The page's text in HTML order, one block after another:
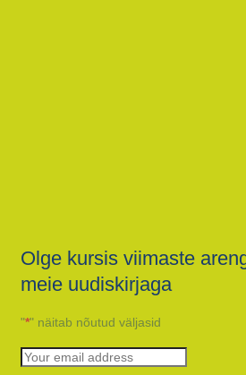
Olge kursis viimaste
meie uudiskirjaga
"*" näitab nõutud väljasid